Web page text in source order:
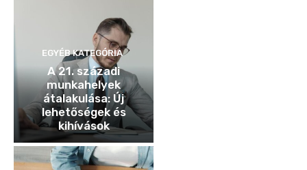
EGYÉB KATEGÓRIA
A 21. századi
munkahelyek
átalakulása: Új
lehetőségek és
kihívások